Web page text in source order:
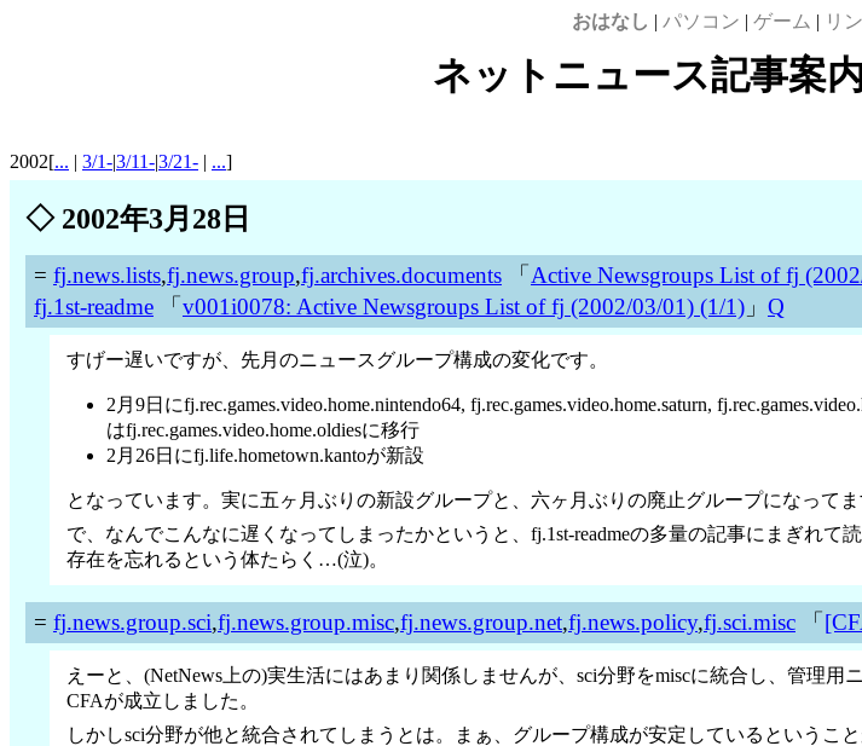
おはなし | パソコン | ゲーム | リ
ネットニュース記事案
2002[... | 3/1-|3/11-|3/21- | ...]
◇2002年3月28日
= fj.news.lists,fj.news.group,fj.archives.documents「Active Newsgroups List of fj
fj.1st-readme「v001i0078: Active Newsgroups List of fj (2002/03/01) (1/1)」 Q
すげー遅いですが、先月のニュースグループ構成の変化です。
2月9日にfj.rec.games.video.home.nintendo64, fj.rec.games.video.home.saturn,
はfj.rec.games.video.home.oldiesに移行
2月26日にfj.life.hometown.kantoが新設
となっています。実に五ヶ月ぶりの新設グループと、六ヶ月ぶりの廃止グループになってま
で、なんでこんなに遅くなってしまったかというと、fj.1st-readmeの多量の記事にまぎれ
存在を忘れるという体たらく…(泣)。
= fj.news.group.sci,fj.news.group.misc,fj.news.group.net,fj.news.policy,fj.sci.misc「
えーと、(NetNews上の)実生活にはあまり関係しませんが、sci分野をmiscに統合し、管理
CFAが成立しました。
しかしsci分野が他と統合されてしまうとは。まぁ、グループ構成が安定しているという